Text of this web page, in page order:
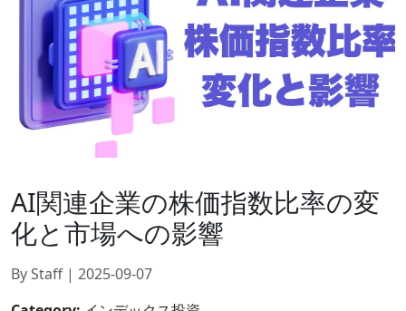
AI関連企業の株価指数比率の変
化と市場への影響
By Staff | 2025-09-07